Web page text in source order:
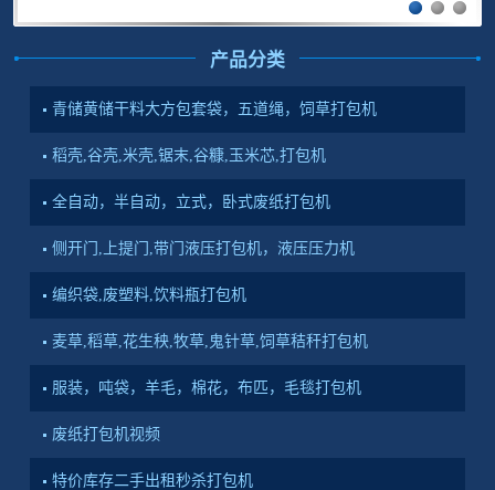
产品分类
青储黄储干料大方包套袋，五道绳，饲草打包机
稻壳,谷壳,米壳,锯末,谷糠,玉米芯,打包机
全自动，半自动，立式，卧式废纸打包机
侧开门,上提门,带门液压打包机，液压压力机
编织袋,废塑料,饮料瓶打包机
麦草,稻草,花生秧,牧草,鬼针草,饲草秸秆打包机
服装，吨袋，羊毛，棉花，布匹，毛毯打包机
废纸打包机视频
特价库存二手出租秒杀打包机